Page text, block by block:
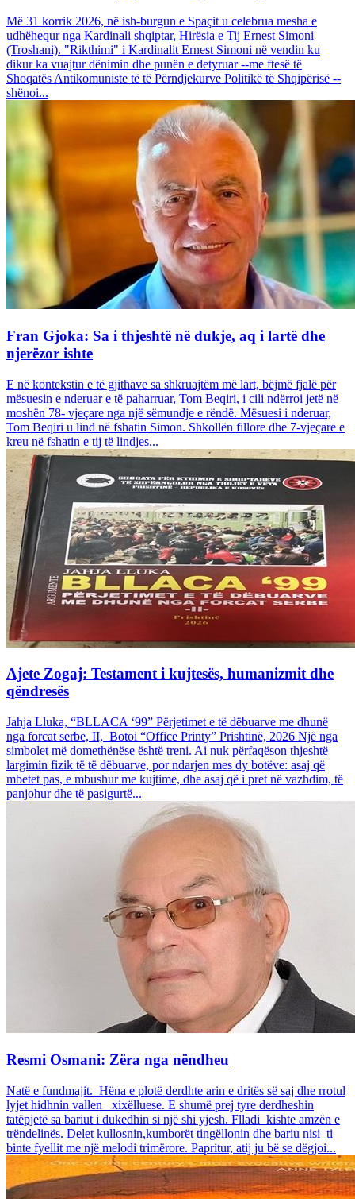
Më 31 korrik 2026, në ish-burgun e Spaçit u celebrua mesha e
udhëhequr nga Kardinali shqiptar, Hirësia e Tij Ernest Simoni
(Troshani). "Rikthimi" i Kardinalit Ernest Simoni në vendin ku
dikur ka vuajtur dënimin dhe punën e detyruar --me ftesë të
Shoqatës Antikomuniste të të Përndjekurve Politikë të Shqipërisë --
shënoi...
Fran Gjoka: Sa i thjeshtë në dukje, aq i lartë dhe
njerëzor ishte
E në kontekstin e të gjithave sa shkruajtëm më lart, bëjmë fjalë për
mësuesin e nderuar e të paharruar, Tom Beqiri, i cili ndërroi jetë në
moshën 78- vjeçare nga një sëmundje e rëndë. Mësuesi i nderuar,
Tom Beqiri u lind në fshatin Simon. Shkollën fillore dhe 7-vjeçare e
kreu në fshatin e tij të lindjes...
Ajete Zogaj: Testament i kujtesës, humanizmit dhe
qëndresës
Jahja Lluka, “BLLACA ‘99” Përjetimet e të dëbuarve me dhunë
nga forcat serbe, II, Botoi “Office Printy” Prishtinë, 2026 Një nga
simbolet më domethënëse është treni. Ai nuk përfaqëson thjeshtë
largimin fizik të të dëbuarve, por ndarjen mes dy botëve: asaj që
mbetet pas, e mbushur me kujtime, dhe asaj që i pret në vazhdim, të
panjohur dhe të pasigurtë...
Resmi Osmani: Zëra nga nëndheu
Natë e fundmajit. Hëna e plotë derdhte arin e dritës së saj dhe rrotul
lyjet hidhnin vallen xixëlluese. E shumë prej tyre derdheshin
tatëpjetë sa bariut i dukedhin si një shi yjesh. Flladi kishte amzën e
trëndelinës. Delet kullosnin,kumborët tingëllonin dhe bariu nisi ti
binte fyellit me një melodi trimërore. Papritur, atij ju bë se dëgjoi...